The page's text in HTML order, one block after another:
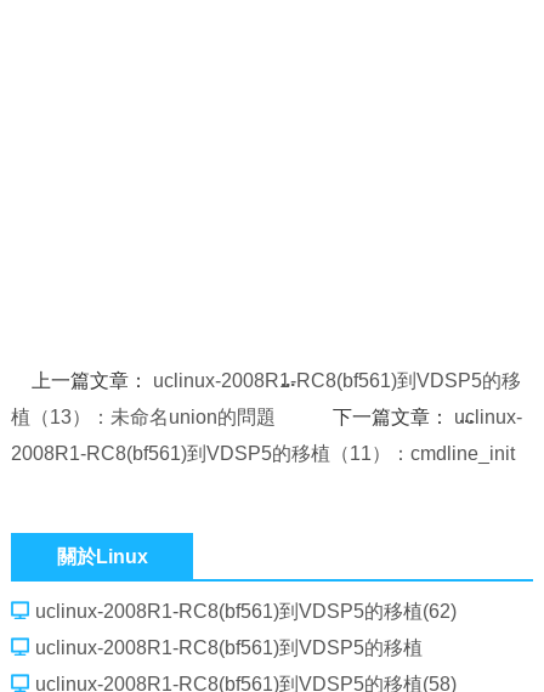
上一篇文章： uclinux-2008R1-RC8(bf561)到VDSP5的移
植（13）：未命名union的問題
下一篇文章： uclinux-
2008R1-RC8(bf561)到VDSP5的移植（11）：cmdline_init
關於Linux
uclinux-2008R1-RC8(bf561)到VDSP5的移植(62)
uclinux-2008R1-RC8(bf561)到VDSP5的移植
(60):current_text_addr
uclinux-2008R1-RC8(bf561)到VDSP5的移植(58)